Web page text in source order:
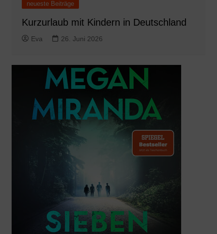
neueste Beiträge
Kurzurlaub mit Kindern in Deutschland
Eva 26. Juni 2026